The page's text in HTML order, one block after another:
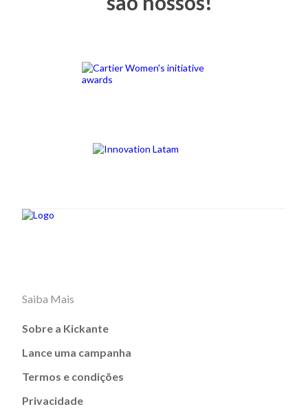
Saiba Mais
Sobre a Kickante
Lance uma campanha
Termos e condições
Privacidade